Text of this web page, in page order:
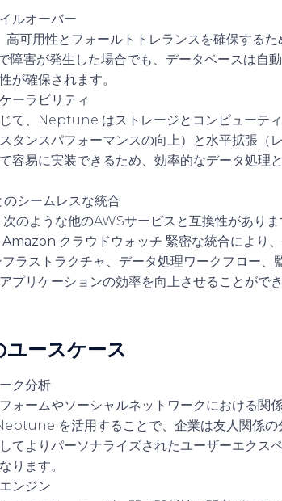
ルオーバー
可用性とフォールトトレランスを確保するた
障害が発生した場合でも、データベースは自
が確保されます。
ーラビリティ
て、Neptune はストレージとコンピューテ
タンスパフォーマンスの向上）と水平拡張（
容易に実装できるため、効率的なデータ処理
シームレスな統合
のような他のAWSサービスと互換性がありま
Amazon クラウドウォッチ 緊密な統合により
ラストラクチャ、データ処理ワークフロー、
プリケーションの効率を向上させることができ
ースケース
ク分析
ォームやソーシャルネットワークにおける関
を活用することで、企業は友人関係の
てよりパーソナライズされたユーザーエクス
ります。
ンジン